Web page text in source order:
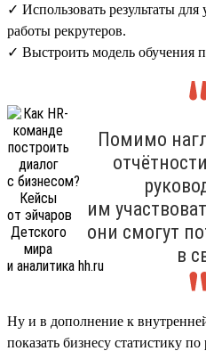
✓ Использовать результаты
работы рекрутеров.
✓ Выстроить модель обучения
Помимо
им
они смогут
в
Ну и в дополнение к
показать бизнесу статистику